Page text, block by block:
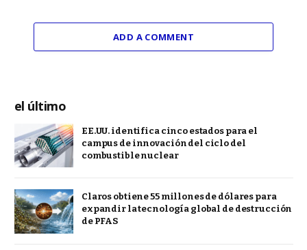
ADD A COMMENT
el último
EE.UU. identifica cinco estados para el
campus de innovación del ciclo del
combustible nuclear
Claros obtiene 55 millones de dólares para
expandir la tecnología global de destrucción
de PFAS